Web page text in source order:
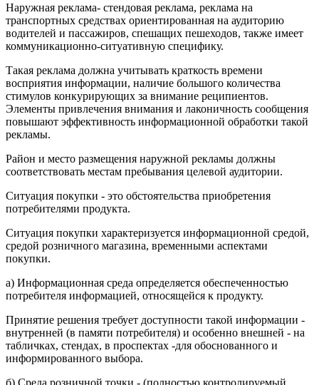
Наружная реклама- стендовая реклама, реклама на
транспортных средствах ориентированная на аудиторию
водителей и пассажиров, спешащих пешеходов, также имеет
коммуникационно-ситуативную специфику.
Такая реклама должна учитывать краткость времени
восприятия информации, наличие большого количества
стимулов конкурирующих за внимание реципиентов.
Элементы привлечения внимания и лаконичность сообщения
повышают эффективность информационной обработки такой
рекламы.
Район и место размещения наружной рекламы должны
соответствовать местам пребывания целевой аудитории.
Ситуация покупки - это обстоятельства приобретения
потребителями продукта.
Ситуация покупки характеризуется информационной средой,
средой розничного магазина, временными аспектами
покупки.
а) Информационная среда определяется обеспеченностью
потребителя информацией, относящейся к продукту.
Принятие решения требует доступности такой информации -
внутренней (в памяти потребителя) и особенно внешней - на
табличках, стендах, в проспектах -для обоснованного и
информированного выбора.
б) Среда розничной точки - (полностью контролируемый